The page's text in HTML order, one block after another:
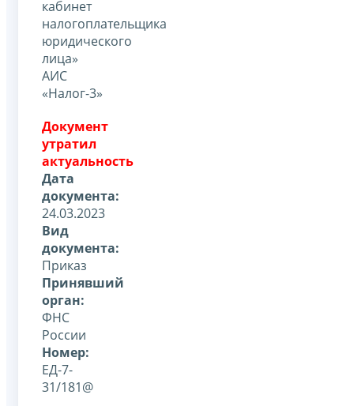
кабинет
налогоплательщика
юридического
лица»
АИС
«Налог-3»
Документ
утратил
актуальность
Дата
документа:
24.03.2023
Вид
документа:
Приказ
Принявший
орган:
ФНС
России
Номер:
ЕД-7-
31/181@